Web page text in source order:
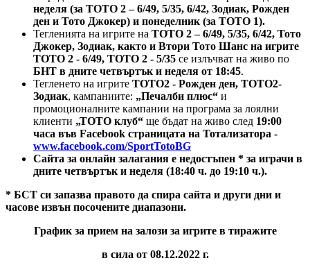
неделя (за ТОТО 2 – 6/49, 5/35, 6/42, Зодиак, Рожден
ден и Тото Джокер) и понеделник (за ТОТО 1).
Тегленията на игрите на ТОТО 2 – 6/49, 5/35, 6/42, Тото
Джокер, Зодиак, както и Втори Тото Шанс на игрите
ТОТО 2 - 6/49, ТОТО 2 - 5/35 се излъчват на живо по
БНТ в дните четвъртък и неделя от 18:45.
Тегленето на игрите ТОТО2 - Рожден ден, ТОТО2-
Зодиак, кампаниите: „Печалби плюс“ и
промоционалните кампании на програма за лоялни
клиенти „ТОТО клуб“ ще бъдат на живо след 19:00
часа във Facebook страницата на Тотализатора -
www.facebook.com/SportTotoBG
Сайта за онлайн залагания е недостъпен * за играчи в
дните четвъртък и неделя (18:40 ч. до 19:10 ч.).
* БСТ си запазва правото да спира сайта и други дни и
часове извън посочените диапазони.
График за прием на залози за игрите в тиражите
в сила от 08.12.2022 г.